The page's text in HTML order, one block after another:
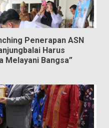
Penerapan ASN
Harus
Melayani Bangsa”